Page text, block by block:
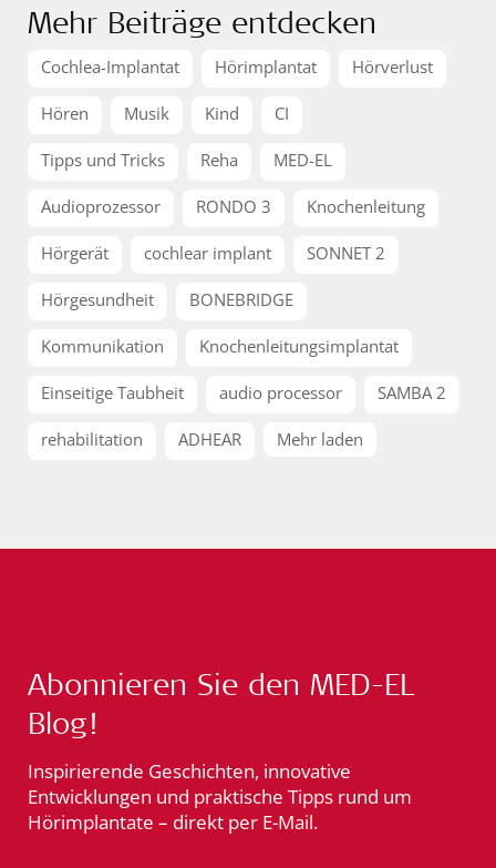
Mehr Beiträge entdecken
Cochlea-Implantat Hörimplantat Hörverlust
Hören Musik Kind CI
Tipps und Tricks Reha MED-EL
Audioprozessor RONDO 3 Knochenleitung
Hörgerät cochlear implant SONNET 2
Hörgesundheit BONEBRIDGE
Kommunikation Knochenleitungsimplantat
Einseitige Taubheit audio processor SAMBA 2
rehabilitation ADHEAR Mehr laden
Abonnieren Sie den MED-EL
Blog!
Inspirierende Geschichten, innovative
Entwicklungen und praktische Tipps rund um
Hörimplantate – direkt per E-Mail.